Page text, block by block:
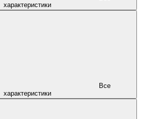
характеристики
характеристики